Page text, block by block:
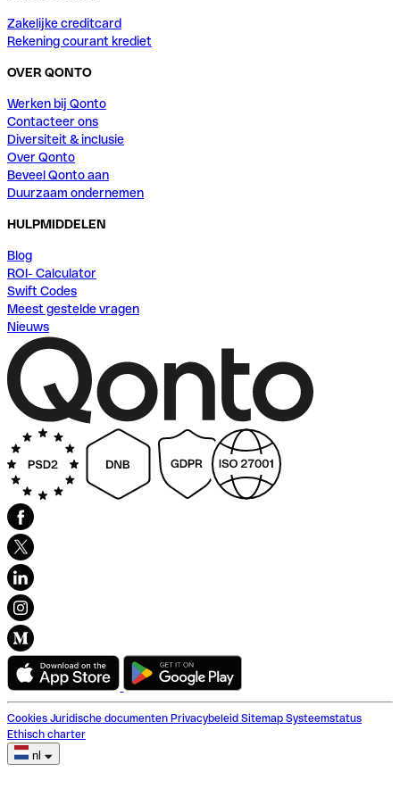
Zakelijke creditcard
Rekening courant krediet
OVER QONTO
Werken bij Qonto
Contacteer ons
Diversiteit & inclusie
Over Qonto
Beveel Qonto aan
Duurzaam ondernemen
HULPMIDDELEN
Blog
ROI- Calculator
Swift Codes
Meest gestelde vragen
Nieuws
Cookies Juridische documenten Privacybeleid Sitemap Systeemstatus
Ethisch charter
nl